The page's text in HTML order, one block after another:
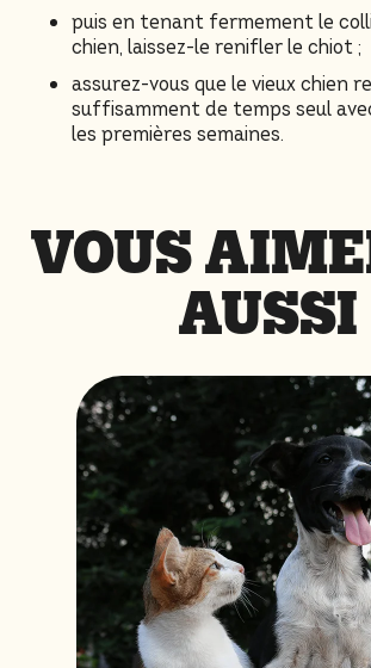
puis en tenant fermement le
chien, laissez-le renifler le chiot ;
assurez-vous que le vieux chien
suffisamment de temps seul
les premières semaines.
VOUS
AUSSI